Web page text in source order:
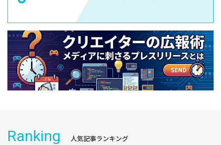
Ranking 人気記事ランキング